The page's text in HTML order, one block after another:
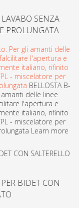
SENZA
PROLUNGATA
Per gli amanti delle
l'apertura e
italiano, rifinito
- miscelatore per
BELLOSTA B-
delle linee
l'apertura e
italiano, rifinito
- miscelatore per
Learn more
BIDET CON